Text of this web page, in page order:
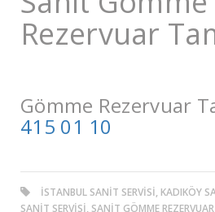
Rezervuar
Gömme Rezervuar
415 01 10
ISTANBUL SANIT SERVISI, KADIKÖY
SANIT SERVISI, SANIT GÖMME